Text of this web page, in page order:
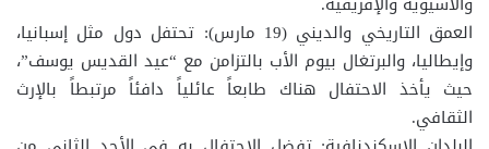
العمق التاريخي والديني (19 مارس): تحتفل دول مثل إسبانيا،
وإيطاليا، والبرتغال بيوم الأب بالتزامن مع “عيد القديس يوسف”،
حيث يأخذ الاحتفال هناك طابعاً عائلياً دافئاً مرتبطاً بالإرث
الثقافي.